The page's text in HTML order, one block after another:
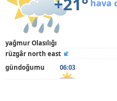
hava
yağmur Olasılığı
rüzgâr north east
gündoğumu
06:03